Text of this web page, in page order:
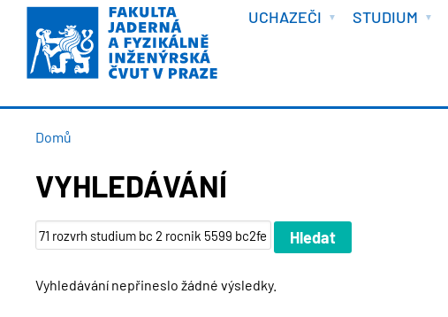
Přejít
hlavnímu
obsahu
VÍTEJTE
UCHAZEČI STUDIUM
DROBEČKOVÁ
Domů
VYHLEDÁVÁNÍ
Vyhledávání nepřineslo žádné výsledky.